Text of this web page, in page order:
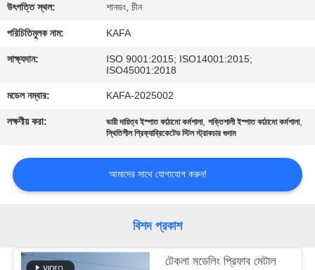
কারখানা
পরিদর্শন
নিয়ন্ত্রণ
সাথে
যোগাযোগ
উৎপত্তি স্থল: শানডং, চীন
পরিচিতিমুলক নাম: KAFA
সাক্ষ্যদান:
ISO 9001:2015; ISO14001:2015;
ISO45001:2018
মডেল নম্বার: KAFA-2025002
লক্ষণীয় করা: ভারী দায়িত্ব ইস্পাত কাঠামো কর্মশালা,শক্তিশালী ইস্পাত কাঠামো কর্মশালা,
স্থিতিশীল প্রিফ্যাব্রিকেটেড স্টিল স্ট্রাকচার গুদাম
আমাদের সাথে যোগাযোগ করুন!
বিশদ প্রকাশ
টেকলা মডেলিং প্রিফাব মেটাল